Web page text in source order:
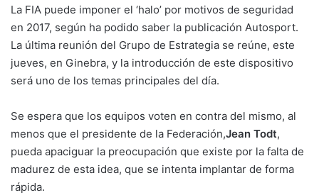
La FIA puede imponer el ‘halo’ por motivos de seguridad
en 2017, según ha podido saber la publicación Autosport.
La última reunión del Grupo de Estrategia se reúne, este
jueves, en Ginebra, y la introducción de este dispositivo
será uno de los temas principales del día.
Se espera que los equipos voten en contra del mismo, al
menos que el presidente de la Federación,Jean Todt,
pueda apaciguar la preocupación que existe por la falta de
madurez de esta idea, que se intenta implantar de forma
rápida.